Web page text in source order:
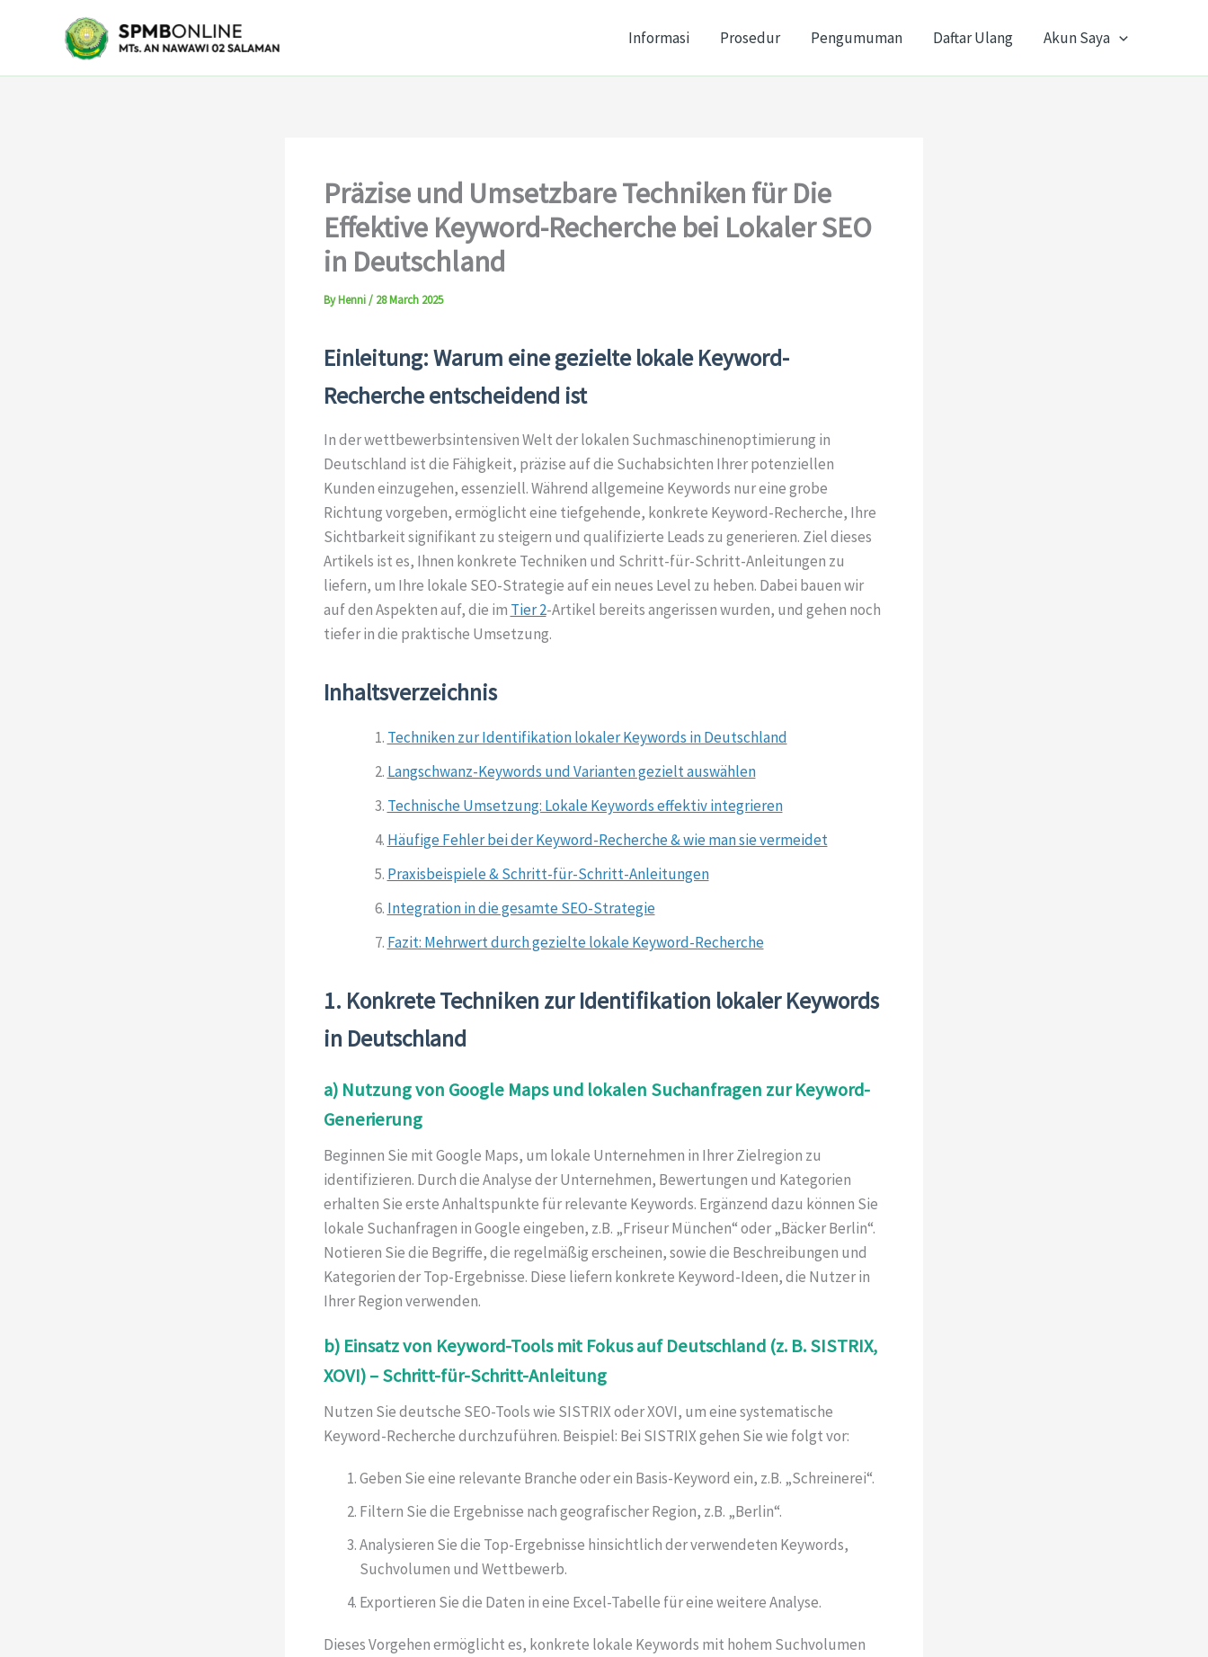
Informasi Prosedur Pengumuman Daftar Ulang Akun Saya
Präzise und Umsetzbare Techniken für Die
Effektive Keyword-Recherche bei Lokaler SEO
in Deutschland
ByHenni/ 28 March 2025
Einleitung: Warum eine gezielte lokale Keyword-
Recherche entscheidend ist
In der wettbewerbsintensiven Welt der lokalen Suchmaschinenoptimierung in
Deutschland ist die Fähigkeit, präzise auf die Suchabsichten Ihrer potenziellen
Kunden einzugehen, essenziell. Während allgemeine Keywords nur eine grobe
Richtung vorgeben, ermöglicht eine tiefgehende, konkrete Keyword-Recherche, Ihre
Sichtbarkeit signifikant zu steigern und qualifizierte Leads zu generieren. Ziel dieses
Artikels ist es, Ihnen konkrete Techniken und Schritt-für-Schritt-Anleitungen zu
liefern, um Ihre lokale SEO-Strategie auf ein neues Level zu heben. Dabei bauen wir
auf den Aspekten auf, die im Tier 2-Artikel bereits angerissen wurden, und gehen noch
tiefer in die praktische Umsetzung.
Inhaltsverzeichnis
Techniken zur Identifikation lokaler Keywords in Deutschland
Langschwanz-Keywords und Varianten gezielt auswählen
Technische Umsetzung: Lokale Keywords effektiv integrieren
Häufige Fehler bei der Keyword-Recherche & wie man sie vermeidet
Praxisbeispiele & Schritt-für-Schritt-Anleitungen
Integration in die gesamte SEO-Strategie
Fazit: Mehrwert durch gezielte lokale Keyword-Recherche
1. Konkrete Techniken zur Identifikation lokaler Keywords
in Deutschland
a) Nutzung von Google Maps und lokalen Suchanfragen zur Keyword-
Generierung
Beginnen Sie mit Google Maps, um lokale Unternehmen in Ihrer Zielregion zu
identifizieren. Durch die Analyse der Unternehmen, Bewertungen und Kategorien
erhalten Sie erste Anhaltspunkte für relevante Keywords. Ergänzend dazu können Sie
lokale Suchanfragen in Google eingeben, z.B. „Friseur München“ oder „Bäcker Berlin“.
Notieren Sie die Begriffe, die regelmäßig erscheinen, sowie die Beschreibungen und
Kategorien der Top-Ergebnisse. Diese liefern konkrete Keyword-Ideen, die Nutzer in
Ihrer Region verwenden.
b) Einsatz von Keyword-Tools mit Fokus auf Deutschland (z. B. SISTRIX,
XOVI) – Schritt-für-Schritt-Anleitung
Nutzen Sie deutsche SEO-Tools wie SISTRIX oder XOVI, um eine systematische
Keyword-Recherche durchzuführen. Beispiel: Bei SISTRIX gehen Sie wie folgt vor:
Geben Sie eine relevante Branche oder ein Basis-Keyword ein, z.B. „Schreinerei“.
Filtern Sie die Ergebnisse nach geografischer Region, z.B. „Berlin“.
Analysieren Sie die Top-Ergebnisse hinsichtlich der verwendeten Keywords,
Suchvolumen und Wettbewerb.
Exportieren Sie die Daten in eine Excel-Tabelle für eine weitere Analyse.
Dieses Vorgehen ermöglicht es, konkrete lokale Keywords mit hohem Suchvolumen